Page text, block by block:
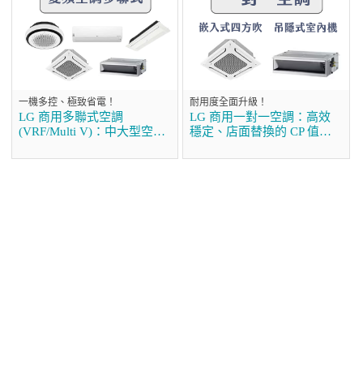
一機多控、極致省電！
LG 商用多聯式空調
(VRF/Multi V)：中大型空間
耐用度全面升級！
LG 商用一對一空調：高效
穩定、店面替換的 CP 值首